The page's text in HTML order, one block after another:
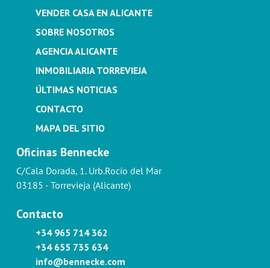
VENDER CASA EN ALICANTE
SOBRE NOSOTROS
AGENCIA ALICANTE
INMOBILIARIA TORREVIEJA
ÚLTIMAS NOTICIAS
CONTACTO
MAPA DEL SITIO
Oficinas Bennecke
C/Cala Dorada, 1. Urb.Rocío del Mar
03185 - Torrevieja (Alicante)
Contacto
+34 965 714 362
+34 655 735 634
info@bennecke.com